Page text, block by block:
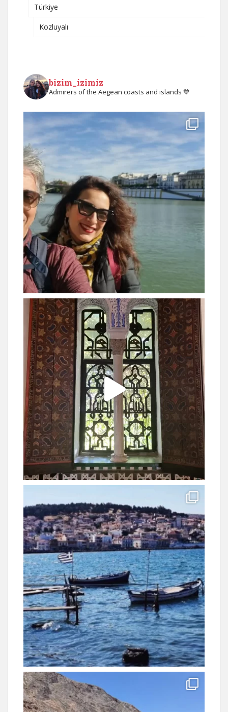
Türkiye
Kozluyalı
bizim_izimiz
Admirers of the Aegean coasts and islands 💙